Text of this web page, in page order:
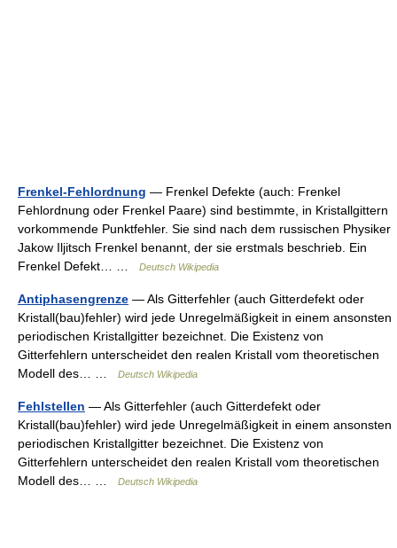
Frenkel-Fehlordnung — Frenkel Defekte (auch: Frenkel
Fehlordnung oder Frenkel Paare) sind bestimmte, in Kristallgittern
vorkommende Punktfehler. Sie sind nach dem russischen Physiker
Jakow Iljitsch Frenkel benannt, der sie erstmals beschrieb. Ein
Frenkel Defekt… …
Deutsch Wikipedia
Antiphasengrenze — Als Gitterfehler (auch Gitterdefekt oder
Kristall(bau)fehler) wird jede Unregelmäßigkeit in einem ansonsten
periodischen Kristallgitter bezeichnet. Die Existenz von
Gitterfehlern unterscheidet den realen Kristall vom theoretischen
Modell des… …
Deutsch Wikipedia
Fehlstellen — Als Gitterfehler (auch Gitterdefekt oder
Kristall(bau)fehler) wird jede Unregelmäßigkeit in einem ansonsten
periodischen Kristallgitter bezeichnet. Die Existenz von
Gitterfehlern unterscheidet den realen Kristall vom theoretischen
Modell des… …
Deutsch Wikipedia